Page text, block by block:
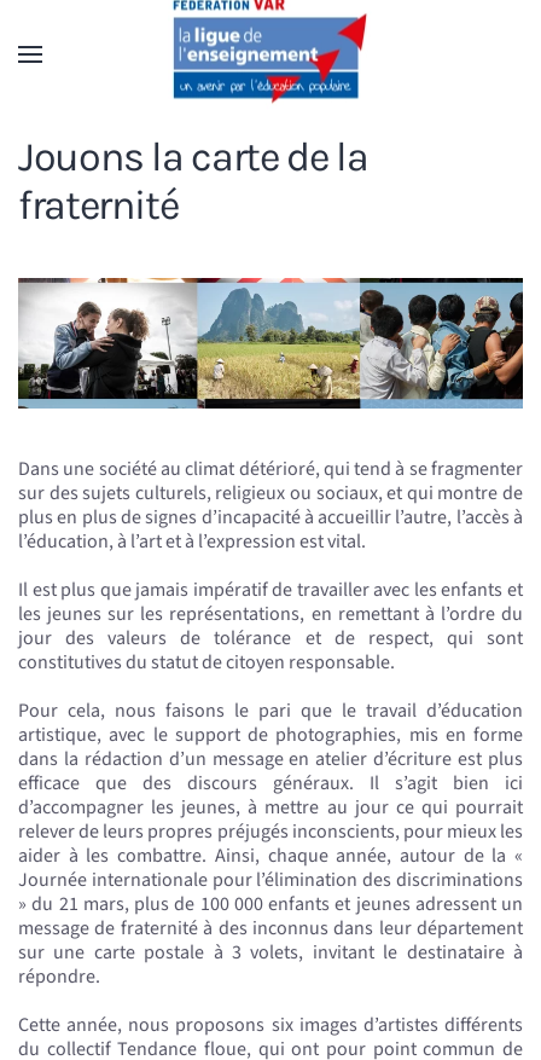
Accéder au contenu principal
Jouons la carte de la
fraternité
Dans une société au climat détérioré, qui tend à se fragmenter
sur des sujets culturels, religieux ou sociaux, et qui montre de
plus en plus de signes d’incapacité à accueillir l’autre, l’accès à
l’éducation, à l’art et à l’expression est vital.
Il est plus que jamais impératif de travailler avec les enfants et
les jeunes sur les représentations, en remettant à l’ordre du
jour des valeurs de tolérance et de respect, qui sont
constitutives du statut de citoyen responsable.
Pour cela, nous faisons le pari que le travail d’éducation
artistique, avec le support de photographies, mis en forme
dans la rédaction d’un message en atelier d’écriture est plus
efficace que des discours généraux. Il s’agit bien ici
d’accompagner les jeunes, à mettre au jour ce qui pourrait
relever de leurs propres préjugés inconscients, pour mieux les
aider à les combattre. Ainsi, chaque année, autour de la «
Journée internationale pour l’élimination des discriminations
» du 21 mars, plus de 100 000 enfants et jeunes adressent un
message de fraternité à des inconnus dans leur département
sur une carte postale à 3 volets, invitant le destinataire à
répondre.
Cette année, nous proposons six images d’artistes différents
du collectif Tendance floue, qui ont pour point commun de